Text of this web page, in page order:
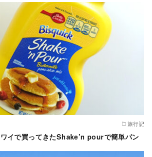
旅行記
イで買ってきたShake’n pourで簡単パン